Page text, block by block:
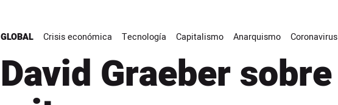
GLOBAL Crisis económica Tecnología Capitalismo Anarquismo Coronavirus
David Graeber sobre